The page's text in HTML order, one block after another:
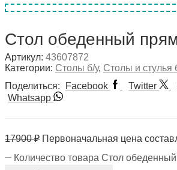
Стол обеденный
Артикул: 43607872
Категории: Столы б/у, Столы и стулья
Поделиться:
Facebook Twitter
Whatsapp
17900₽ Первоначальная цена
Количество товара Стол